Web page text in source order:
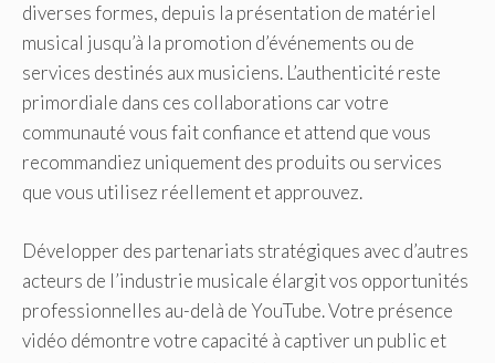
diverses formes, depuis la présentation de matériel
musical jusqu’à la promotion d’événements ou de
services destinés aux musiciens. L’authenticité reste
primordiale dans ces collaborations car votre
communauté vous fait confiance et attend que vous
recommandiez uniquement des produits ou services
que vous utilisez réellement et approuvez.
Développer des partenariats stratégiques avec d’autres
acteurs de l’industrie musicale élargit vos opportunités
professionnelles au-delà de YouTube. Votre présence
vidéo démontre votre capacité à captiver un public et